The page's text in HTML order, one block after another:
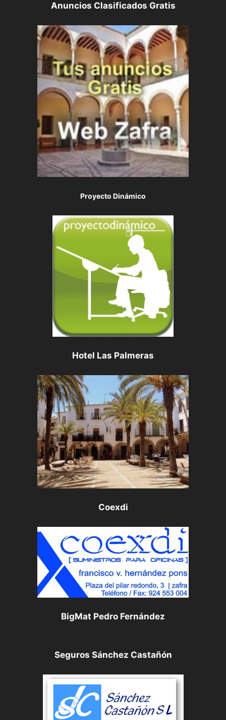
Anuncios Clasificados Gratis
Proyecto Dinámico
Hotel Las Palmeras
Coexdi
BigMat Pedro Fernández
Seguros Sánchez Castañón